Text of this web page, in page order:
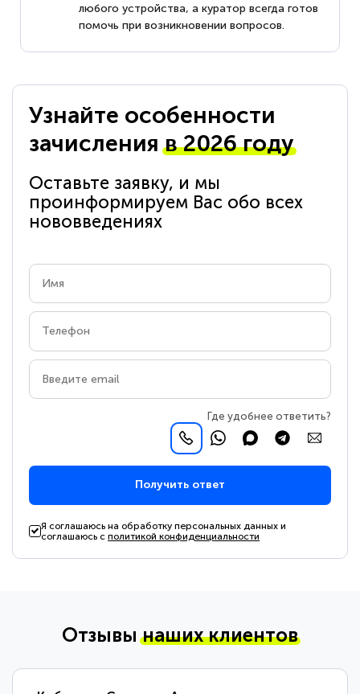
любого устройства, а куратор всегда готов
помочь при возникновении вопросов.
Узнайте особенности
зачисленияв 2026 году
Оставьте заявку, и мы
проинформируем Вас обо всех
нововведениях
Где удобнее ответить?
Получить ответ
Я соглашаюсь на обработку персональных данных и
соглашаюсь сполитикой конфиденциальности
Отзывынаших клиентов